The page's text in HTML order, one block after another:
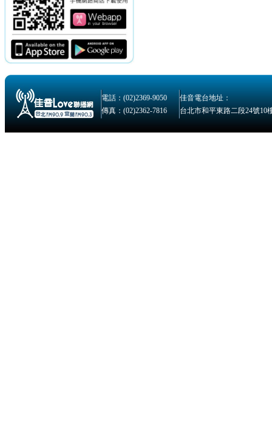
電話：(02)2369-9050
佳音電台地址：
傳真：(02)2362-7816
台北市和平東路二段24號10